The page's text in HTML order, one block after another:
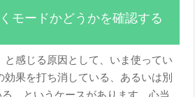
モードかどうかを確認する
と感じる原因として、いま使ってい
効果を打ち消している、あるいは別